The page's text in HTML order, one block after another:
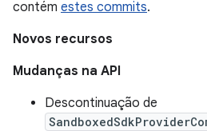
contém estes commits.
Novos recursos
Mudanças na API
Descontinuação de